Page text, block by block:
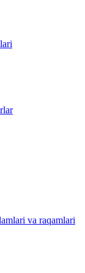
va raqamlari